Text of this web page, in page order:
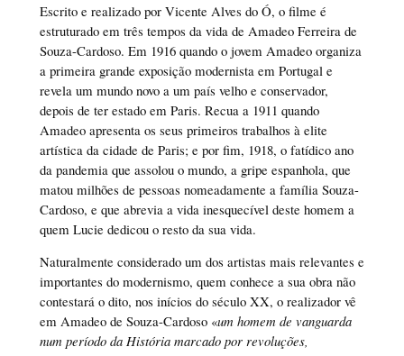
Escrito e realizado por Vicente Alves do Ó, o filme é
estruturado em três tempos da vida de Amadeo Ferreira de
Souza-Cardoso. Em 1916 quando o jovem Amadeo organiza
a primeira grande exposição modernista em Portugal e
revela um mundo novo a um país velho e conservador,
depois de ter estado em Paris. Recua a 1911 quando
Amadeo apresenta os seus primeiros trabalhos à elite
artística da cidade de Paris; e por fim, 1918, o fatídico ano
da pandemia que assolou o mundo, a gripe espanhola, que
matou milhões de pessoas nomeadamente a família Souza-
Cardoso, e que abrevia a vida inesquecível deste homem a
quem Lucie dedicou o resto da sua vida.
Naturalmente considerado um dos artistas mais relevantes e
importantes do modernismo, quem conhece a sua obra não
contestará o dito, nos inícios do século XX, o realizador vê
em Amadeo de Souza-Cardoso «um homem de vanguarda
num período da História marcado por revoluções,